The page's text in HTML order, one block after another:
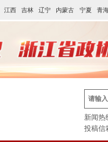
江西 吉林 辽宁 内蒙古 宁夏 青
新闻热
投稿信